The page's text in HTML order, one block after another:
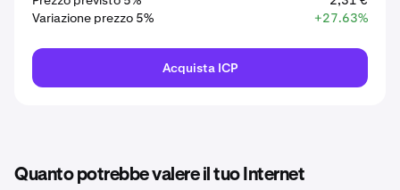
Variazione prezzo 5%
+27.63%
Acquista ICP
Quanto potrebbe valere il tuo Internet